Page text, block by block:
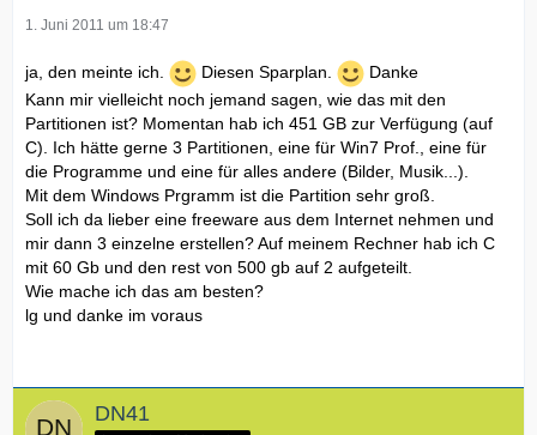
1. Juni 2011 um 18:47
ja, den meinte ich. Diesen Sparplan.
Danke
Kann mir vielleicht noch jemand sagen, wie das mit den
Partitionen ist? Momentan hab ich 451 GB zur Verfügung (auf
C). Ich hätte gerne 3 Partitionen, eine für Win7 Prof., eine für
die Programme und eine für alles andere (Bilder, Musik...).
Mit dem Windows Prgramm ist die Partition sehr groß.
Soll ich da lieber eine freeware aus dem Internet nehmen und
mir dann 3 einzelne erstellen? Auf meinem Rechner hab ich C
mit 60 Gb und den rest von 500 gb auf 2 aufgeteilt.
Wie mache ich das am besten?
lg und danke im voraus
DN41